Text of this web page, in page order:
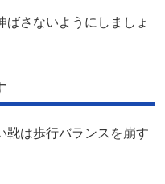
ばさないようにしましょ
靴は歩行バランスを崩す